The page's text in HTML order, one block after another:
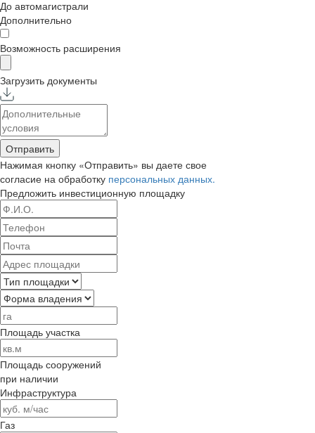
До автомагистрали
Дополнительно
Возможность расширения
Загрузить документы
Отправить
Нажимая кнопку «Отправить» вы даете свое
согласие на обработку персональных данных.
Предложить инвестиционную площадку
Площадь участка
Площадь сооружений
при наличии
Инфраструктура
Газ